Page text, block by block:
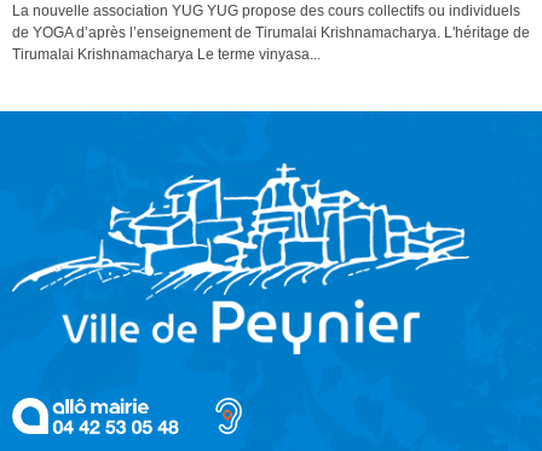
La nouvelle association YUG YUG propose des cours collectifs ou individuels
de YOGA d’après l’enseignement de Tirumalai Krishnamacharya. L'héritage de
Tirumalai Krishnamacharya Le terme vinyasa...